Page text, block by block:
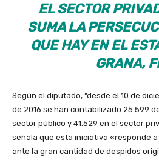
EL SECTOR
SUMA LA
QUE HAY EN EL
GRANA,
Según el diputado, “desde el 10 de
de 2016 se han contabilizado 25.599
sector público y 41.529 en el sector
señala que esta iniciativa «responde
ante la gran cantidad de despidos